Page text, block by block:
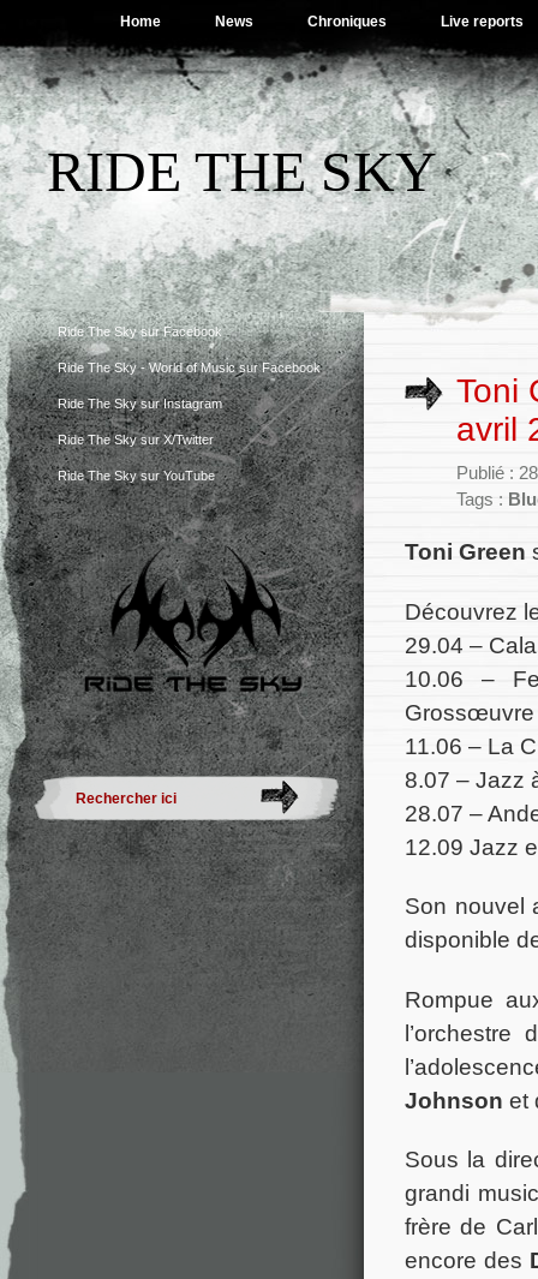
Home News Chroniques Live reports
RIDE THE SKY
Ride The Sky sur Facebook
Ride The Sky - World of Music sur Facebook
Ride The Sky sur Instagram
Ride The Sky sur X/Twitter
Ride The Sky sur YouTube
Toni
avril
Publié :
Tags :
Toni Green
Découvrez
29.04 –
10.06 –
Grossœuvre
11.06 – La
8.07 – Jazz
28.07 –
12.09 Jazz
Son nouvel
disponible
Rompue
l’orchestre
Johnson et
Sous la
grandi
frère de
encore des